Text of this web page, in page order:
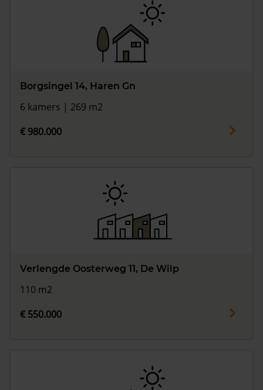
Borgsingel 14, Haren Gn
6 kamers | 269 m2
€ 980.000
Verlengde Oosterweg 11, De Wilp
110 m2
€ 550.000